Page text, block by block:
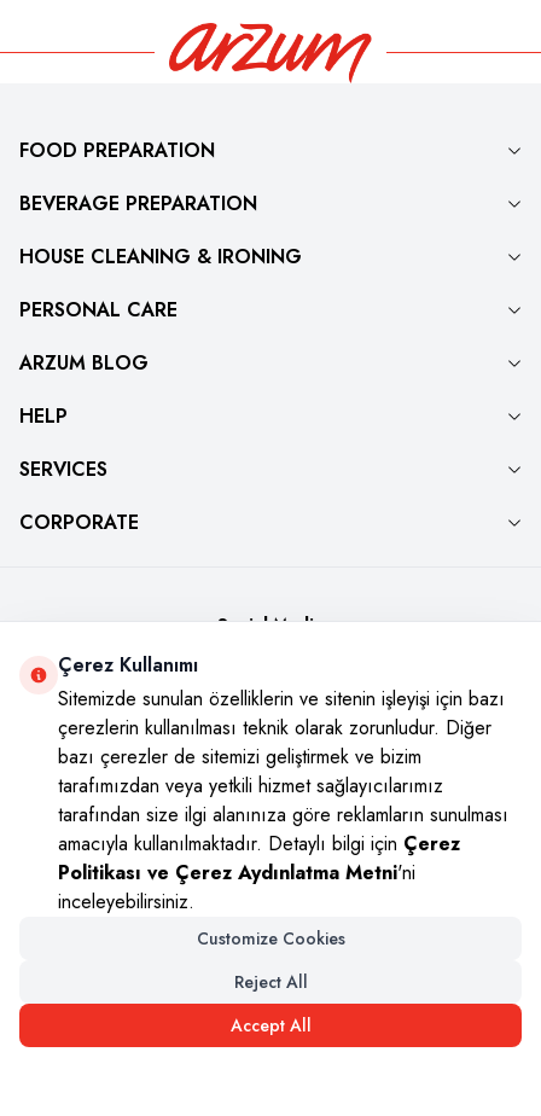
FOOD PREPARATION
BEVERAGE PREPARATION
HOUSE CLEANING & IRONING
PERSONAL CARE
ARZUM BLOG
HELP
SERVICES
CORPORATE
Social Media
Çerez Kullanımı
Sitemizde sunulan özelliklerin ve sitenin işleyişi için bazı
çerezlerin kullanılması teknik olarak zorunludur. Diğer
bazı çerezler de sitemizi geliştirmek ve bizim
tarafımızdan veya yetkili hizmet sağlayıcılarımız
tarafından size ilgi alanınıza göre reklamların sunulması
amacıyla kullanılmaktadır. Detaylı bilgi için Çerez
Politikası ve Çerez Aydınlatma Metni'ni
inceleyebilirsiniz.
Customize Cookies
Reject All
Accept All